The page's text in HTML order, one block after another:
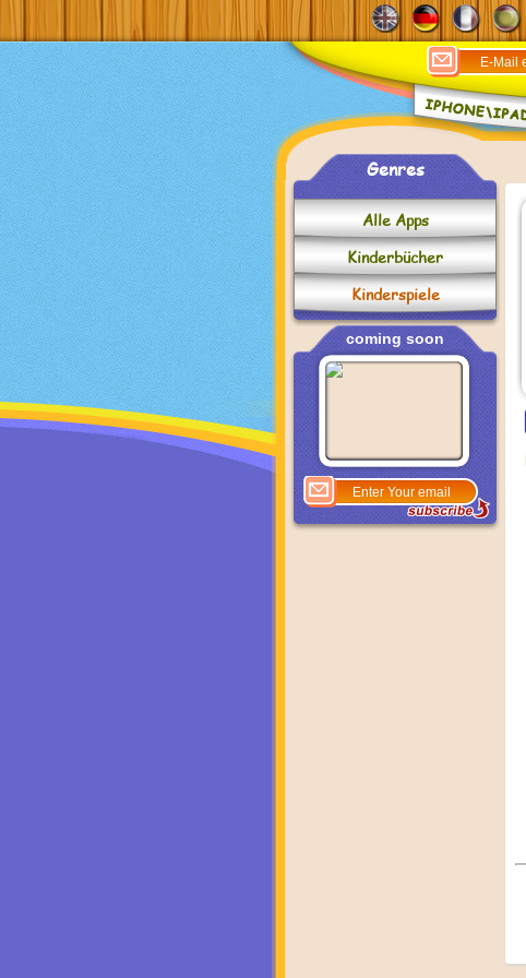
Genres
Alle Apps
Kinderbücher
Kinderspiele
coming soon